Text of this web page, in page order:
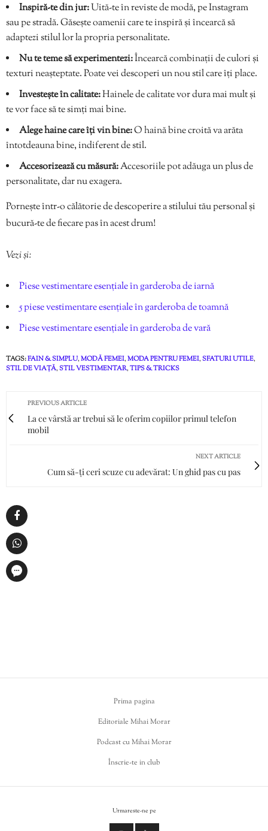
Inspiră-te din jur:Uită-te în reviste de modă, pe Instagram
sau pe stradă. Găsește oamenii care te inspiră și încearcă să
adaptezi stilul lor la propria personalitate.
Nu te teme să experimentezi:Încearcă combinații de culori și
texturi neașteptate. Poate vei descoperi un nou stil care îți place.
Investește în calitate:Hainele de calitate vor dura mai mult și
te vor face să te simți mai bine.
Alege haine care îți vin bine:O haină bine croită va arăta
întotdeauna bine, indiferent de stil.
Accesorizează cu măsură:Accesoriile pot adăuga un plus de
personalitate, dar nu exagera.
Pornește într-o călătorie de descoperire a stilului tău personal și
bucură-te de fiecare pas în acest drum!
Vezi și:
Piese vestimentare esențiale în garderoba de iarnă
5 piese vestimentare esențiale în garderoba de toamnă
Piese vestimentare esențiale în garderoba de vară
TAGS:FAIN & SIMPLU,MODĂ FEMEI,MODA PENTRU FEMEI,SFATURI UTILE,
STIL DE VIAȚĂ,STIL VESTIMENTAR,TIPS & TRICKS
PREVIOUS ARTICLE
La ce vârstă ar trebui să le oferim copiilor primul telefon
mobil
NEXT ARTICLE
Cum să-ți ceri scuze cu adevărat: Un ghid pas cu pas
Prima pagina
Editoriale Mihai Morar
Podcast cu Mihai Morar
Înscrie-te in club
Urmareste-ne pe